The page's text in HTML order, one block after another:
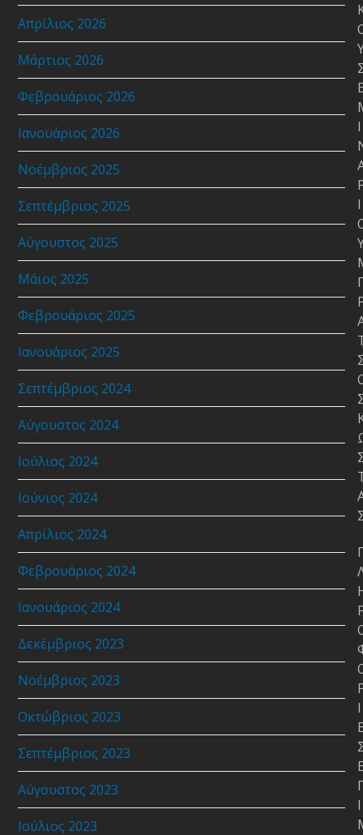
Απρίλιος 2026
Μάρτιος 2026
Φεβρουάριος 2026
Ιανουάριος 2026
Νοέμβριος 2025
Σεπτέμβριος 2025
Αύγουστος 2025
Μάιος 2025
Φεβρουάριος 2025
Ιανουάριος 2025
Σεπτέμβριος 2024
Αύγουστος 2024
Ιούλιος 2024
Ιούνιος 2024
Απρίλιος 2024
Φεβρουάριος 2024
Ιανουάριος 2024
Δεκέμβριος 2023
Νοέμβριος 2023
Οκτώβριος 2023
Σεπτέμβριος 2023
Αύγουστος 2023
Ιούλιος 2023
Ι
Ι
Ι
Ι